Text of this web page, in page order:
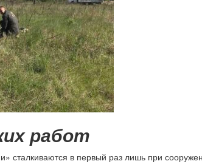
работ
сталкиваются в первый раз лишь при